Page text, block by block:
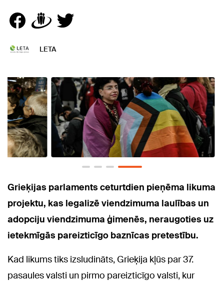
LETA
Grieķijas parlaments ceturtdien pieņēma likuma
projektu, kas legalizē viendzimuma laulības un
adopciju viendzimuma ģimenēs, neraugoties uz
ietekmīgās pareizticīgo baznīcas pretestību.
Kad likums tiks izsludināts, Grieķija kļūs par 37.
pasaules valsti un pirmo pareizticīgo valsti, kur